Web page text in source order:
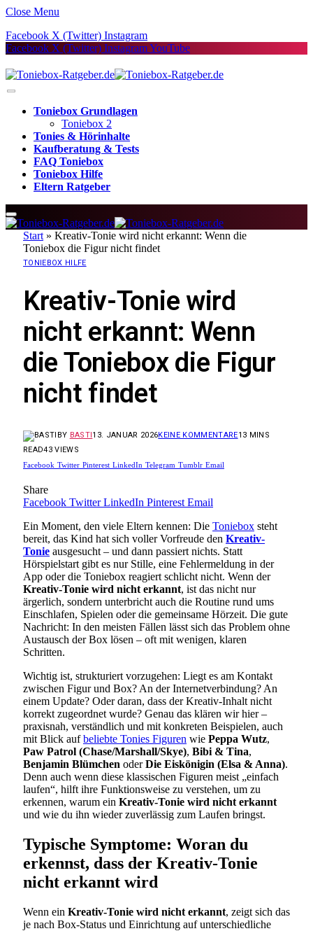
Close Menu
Facebook X (Twitter) Instagram
Facebook X (Twitter) InstagramYouTube
Toniebox Grundlagen
Toniebox 2
Tonies & Hörinhalte
Kaufberatung & Tests
FAQ Toniebox
Toniebox Hilfe
Eltern Ratgeber
Start » Kreativ-Tonie wird nicht erkannt: Wenn die
Toniebox die Figur nicht findet
TONIEBOX HILFE
Kreativ-Tonie wird
nicht erkannt: Wenn
die Toniebox die Figur
nicht findet
BY BASTI13. JANUAR 2026KEINE KOMMENTARE13 MINS
READ43VIEWS
Facebook Twitter Pinterest LinkedIn Telegram Tumblr Email
Share
Facebook Twitter LinkedIn Pinterest Email
Ein Moment, den viele Eltern kennen: Die Toniebox steht
bereit, das Kind hat sich voller Vorfreude den Kreativ-
Tonie ausgesucht – und dann passiert nichts. Statt
Hörspielstart gibt es nur Stille, eine Fehlermeldung in der
App oder die Toniebox reagiert schlicht nicht. Wenn der
Kreativ-Tonie wird nicht erkannt, ist das nicht nur
ärgerlich, sondern unterbricht auch die Routine rund ums
Einschlafen, Spielen oder die gemeinsame Hörzeit. Die gute
Nachricht: In den meisten Fällen lässt sich das Problem ohne
Austausch der Box lösen – oft mit wenigen, klaren
Schritten.
Wichtig ist, strukturiert vorzugehen: Liegt es am Kontakt
zwischen Figur und Box? An der Internetverbindung? An
einem Update? Oder daran, dass der Kreativ-Inhalt nicht
korrekt zugeordnet wurde? Genau das klären wir hier –
praxisnah, verständlich und mit konkreten Beispielen, auch
mit Blick aufbeliebte Tonies Figuren wie Peppa Wutz,
Paw Patrol (Chase/Marshall/Skye), Bibi & Tina,
Benjamin Blümchen oderDie Eiskönigin (Elsa & Anna).
Denn auch wenn diese klassischen Figuren meist „einfach
laufen“, hilft ihre Funktionsweise zu verstehen, um zu
erkennen, warum ein Kreativ-Tonie wird nicht erkannt
und wie du ihn wieder zuverlässig zum Laufen bringst.
Typische Symptome: Woran du
erkennst, dass der Kreativ-Tonie
nicht erkannt wird
Wenn ein Kreativ-Tonie wird nicht erkannt, zeigt sich das
je nach Box-Status und Einrichtung auf unterschiedliche